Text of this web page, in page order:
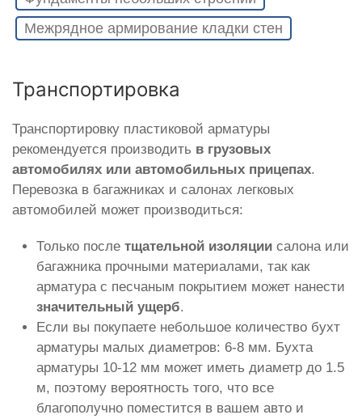
Межрядное армирование кладки стен
Транспортировка
Транспортировку пластиковой арматуры
рекомендуется производить в грузовых
автомобилях или автомобильных прицепах.
Перевозка в багажниках и салонах легковых
автомобилей может производиться:
Только после тщательной изоляции салона или
багажника прочными материалами, так как
арматура с песчаным покрытием может нанести
значительный ущерб.
Если вы покупаете небольшое количество бухт
арматуры малых диаметров: 6-8 мм. Бухта
арматуры 10-12 мм может иметь диаметр до 1.5
м, поэтому вероятность того, что все
благополучно поместится в вашем авто и